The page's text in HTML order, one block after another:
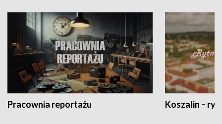
Pracownia reportażu Koszalin –